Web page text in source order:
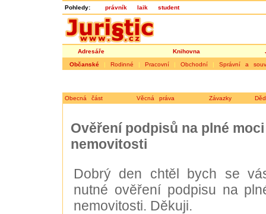
Pohledy: právník laik student
Adresáře Knihovna
Občanské | Rodinné | Pracovní | Obchodní | Správní a
Obecná část Věcná práva Závazky
Ověření podpisů na plné
nemovitosti
Dobrý den chtěl bych se
nutné ověření podpisu na
nemovitosti. Děkuji.